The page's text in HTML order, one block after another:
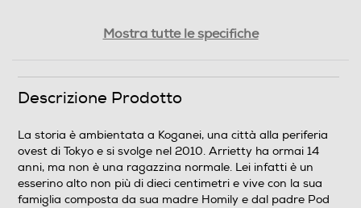
Formato Video
Wide Screen
Mostra tutte le specifiche
Descrizione Prodotto
La storia è ambientata a Koganei, una città alla periferia
ovest di Tokyo e si svolge nel 2010. Arrietty ha ormai 14
anni, ma non è una ragazzina normale. Lei infatti è un
esserino alto non più di dieci centimetri e vive con la sua
famiglia composta da sua madre Homily e dal padre Pod